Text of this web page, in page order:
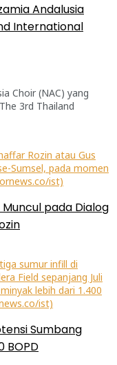
Andalusia
International
Choir (NAC) yang
3rd Thailand
pada Dialog
Sumbang
BOPD